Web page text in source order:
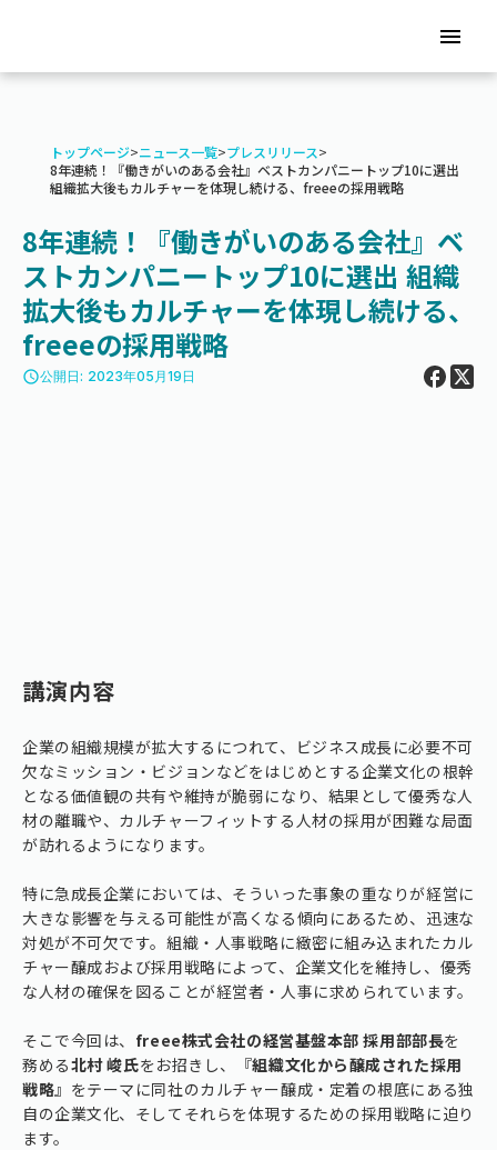
menu
トップページ>ニュース一覧>プレスリリース>
8年連続！『働きがいのある会社』ベストカンパニートップ10に選出
組織拡大後もカルチャーを体現し続ける、freeeの採用戦略
8年連続！『働きがいのある会社』ベ
ストカンパニートップ10に選出 組織
拡大後もカルチャーを体現し続ける、
freeeの採用戦略
access_time公開日: 2023年05月19日
講演内容
企業の組織規模が拡大するにつれて、ビジネス成長に必要不可
欠なミッション・ビジョンなどをはじめとする企業文化の根幹
となる価値観の共有や維持が脆弱になり、結果として優秀な人
材の離職や、カルチャーフィットする人材の採用が困難な局面
が訪れるようになります。
特に急成長企業においては、そういった事象の重なりが経営に
大きな影響を与える可能性が高くなる傾向にあるため、迅速な
対処が不可欠です。組織・人事戦略に緻密に組み込まれたカル
チャー醸成および採用戦略によって、企業文化を維持し、優秀
な人材の確保を図ることが経営者・人事に求められています。
そこで今回は、 freee株式会社の経営基盤本部 採用部部長を
務める北村 峻氏をお招きし、『組織文化から醸成された採用
戦略』をテーマに同社のカルチャー醸成・定着の根底にある独
自の企業文化、そしてそれらを体現するための採用戦略に迫り
ます。